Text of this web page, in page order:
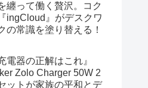
纏って働く贅沢。コク
ingCloud』がデスクワ
の常識を塗り替える！
電器の正解はこれ』
Zolo Charger 50W 2
ットが家族の平和とデ